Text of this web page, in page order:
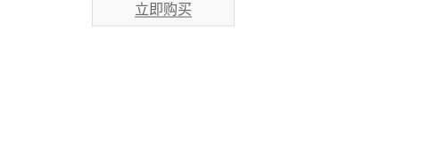
立即购买